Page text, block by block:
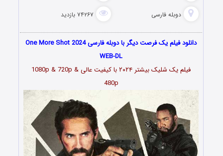
دوبله فارسی ۷۴۲۶۷ بازدید
دانلود فیلم یک فرصت دیگر با دوبله فارسی One More Shot 2024
WEB-DL
فیلم یک شلیک بیشتر ۲۰۲۴ با کیفیت عالی 1080p & 720p &
480p